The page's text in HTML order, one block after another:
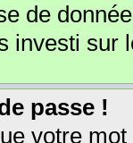
de
investi sur
passe !
votre